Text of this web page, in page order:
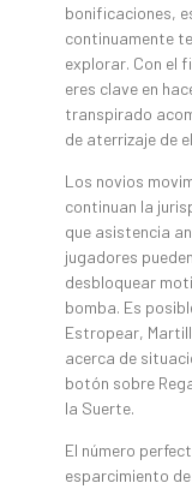
bonificaciones,
continuamente
explorar. Con el
eres clave en
transpirado
de aterrizaje de
Los novios
continuan la
que asistencia
jugadores
desbloquear
bomba. Es
Estropear,
acerca de
botón sobre
la Suerte.
El número
esparcimiento